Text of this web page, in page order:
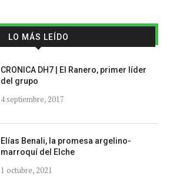
LO MÁS LEÍDO
CRONICA DH7 | El Ranero, primer líder
del grupo
4 septiembre, 2017
Elías Benali, la promesa argelino-
marroquí del Elche
1 octubre, 2021